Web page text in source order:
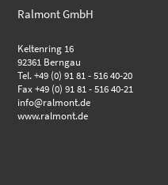
Ralmont GmbH
Keltenring 16
92361 Berngau
Tel. +49 (0) 91 81 - 516 40-20
Fax +49 (0) 91 81 - 516 40-21
info@ralmont.de
www.ralmont.de